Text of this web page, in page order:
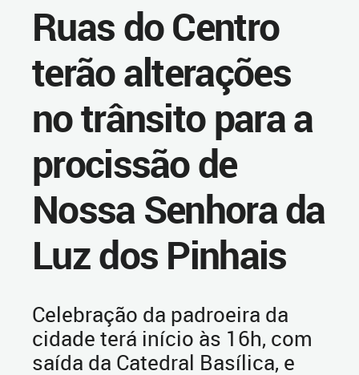
Ruas do Centro
terão alterações
no trânsito para a
procissão de
Nossa Senhora da
Luz dos Pinhais
Celebração da padroeira da
cidade terá início às 16h, com
saída da Catedral Basílica, e